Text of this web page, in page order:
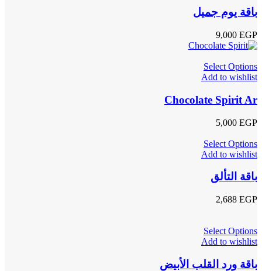
باقة يوم جميل
9,000 EGP
Select Options
Add to wishlist
Chocolate Spirit Ar
5,000 EGP
Select Options
Add to wishlist
باقة التألق
2,688 EGP
Select Options
Add to wishlist
باقة ورد القلب الأبيض